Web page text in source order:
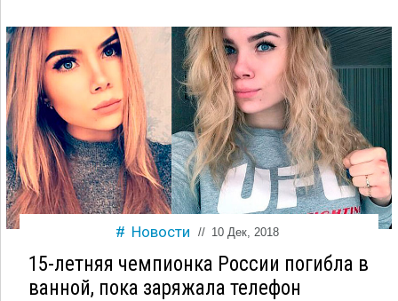
Новости // 10 Дек, 2018
15-летняя чемпионка России погибла в
ванной, пока заряжала телефон